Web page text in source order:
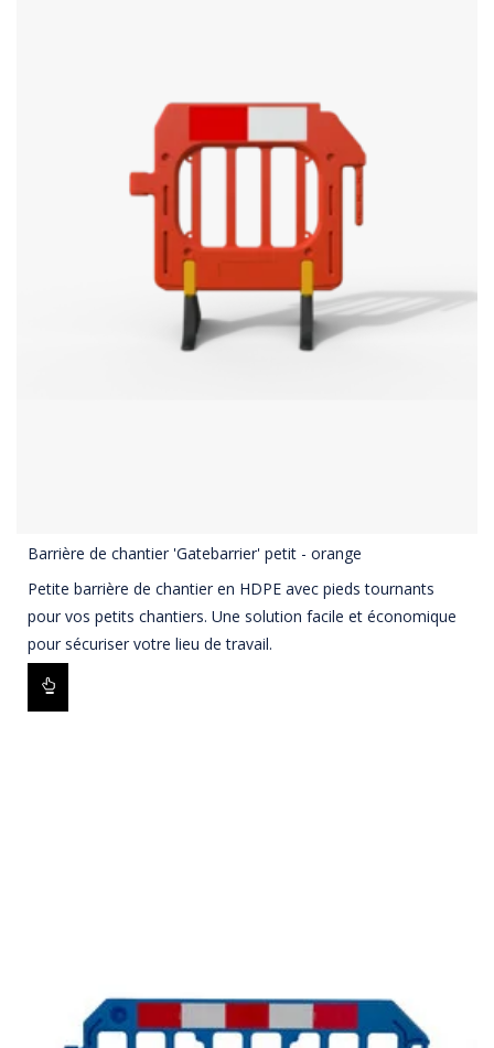
Barrière de chantier 'Gatebarrier' petit - orange
Petite barrière de chantier en HDPE avec pieds tournants
pour vos petits chantiers. Une solution facile et économique
pour sécuriser votre lieu de travail.